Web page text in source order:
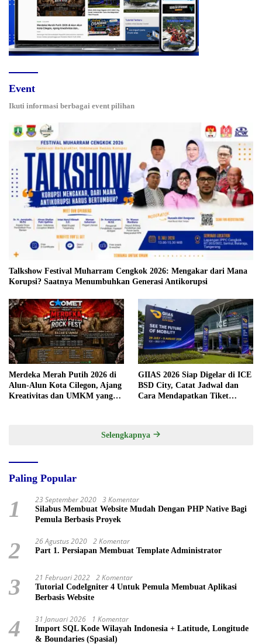
Event
Ikuti informasi berbagai event pilihan
Talkshow Festival Muharram Cengkok 2026: Mengakar dari Mana
Korupsi? Saatnya Menumbuhkan Generasi Antikorupsi
Merdeka Merah Putih 2026 di
Alun-Alun Kota Cilegon, Ajang
Kreativitas dan UMKM yang
GIIAS 2026 Siap Digelar di ICE
BSD City, Catat Jadwal dan
Cara Mendapatkan Tiket
Selengkapnya
Paling Popular
1 23 September 2020 3 Komentar
Silabus Membuat Website Mudah Dengan PHP Native Bagi
Pemula Berbasis Proyek
2 26 Agustus 2020 2 Komentar
Part 1. Persiapan Membuat Template Administrator
3 21 Februari 2022 2 Komentar
Tutorial CodeIgniter 4 Untuk Pemula Membuat Aplikasi
Berbasis Website
4 31 Januari 2026 1 Komentar
Import SQL Kode Wilayah Indonesia + Latitude, Longitude
& Boundaries (Spasial)